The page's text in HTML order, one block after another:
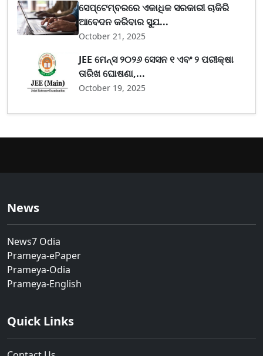
ସେପ୍ଟେମ୍ବରରେ ଏକାଧିକ ସରକାରୀ ଚାକିରି
ଆବେଦନ କରିବାର ସୁଯ...
October 21, 2025
JEE ମେନ୍ସ ୨୦୨୬ ସେସନ ୧ ଏବଂ ୨ ପରୀକ୍ଷା
ତାରିଖ ଘୋଷଣା,...
October 19, 2025
News
News7 Odia
Prameya-ePaper
Prameya-Odia
Prameya-English
Quick Links